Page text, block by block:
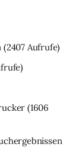
(2407 Aufrufe)
(1606